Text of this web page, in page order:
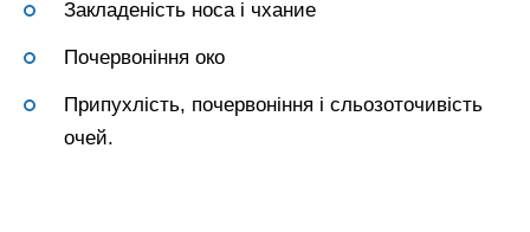
Закладеність носа і чхание
Почервоніння око
Припухлість, почервоніння і сльозоточивість
очей.